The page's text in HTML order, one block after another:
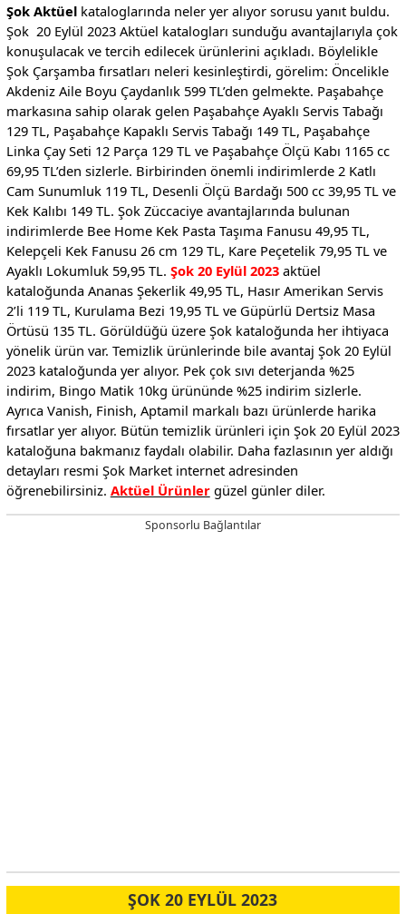
Şok Aktüelkataloglarında neler yer alıyor sorusu yanıt buldu.
Şok 20 Eylül 2023 Aktüel katalogları sunduğu avantajlarıyla çok
konuşulacak ve tercih edilecek ürünlerini açıkladı. Böylelikle
Şok Çarşamba fırsatları neleri kesinleştirdi, görelim: Öncelikle
Akdeniz Aile Boyu Çaydanlık 599 TL’den gelmekte. Paşabahçe
markasına sahip olarak gelen Paşabahçe Ayaklı Servis Tabağı
129 TL, Paşabahçe Kapaklı Servis Tabağı 149 TL, Paşabahçe
Linka Çay Seti 12 Parça 129 TL ve Paşabahçe Ölçü Kabı 1165 cc
69,95 TL’den sizlerle. Birbirinden önemli indirimlerde 2 Katlı
Cam Sunumluk 119 TL, Desenli Ölçü Bardağı 500 cc 39,95 TL ve
Kek Kalıbı 149 TL. Şok Züccaciye avantajlarında bulunan
indirimlerde Bee Home Kek Pasta Taşıma Fanusu 49,95 TL,
Kelepçeli Kek Fanusu 26 cm 129 TL, Kare Peçetelik 79,95 TL ve
Ayaklı Lokumluk 59,95 TL. Şok 20 Eylül 2023aktüel
kataloğunda Ananas Şekerlik 49,95 TL, Hasır Amerikan Servis
2’li 119 TL, Kurulama Bezi 19,95 TL ve Güpürlü Dertsiz Masa
Örtüsü 135 TL. Görüldüğü üzere Şok kataloğunda her ihtiyaca
yönelik ürün var. Temizlik ürünlerinde bile avantaj Şok 20 Eylül
2023 kataloğunda yer alıyor. Pek çok sıvı deterjanda %25
indirim, Bingo Matik 10kg ürününde %25 indirim sizlerle.
Ayrıca Vanish, Finish, Aptamil markalı bazı ürünlerde harika
fırsatlar yer alıyor. Bütün temizlik ürünleri için Şok 20 Eylül 2023
kataloğuna bakmanız faydalı olabilir. Daha fazlasının yer aldığı
detayları resmi Şok Market internet adresinden
öğrenebilirsiniz. Aktüel Ürünlergüzel günler diler.
Sponsorlu Bağlantılar
ŞOK 20 EYLÜL 2023